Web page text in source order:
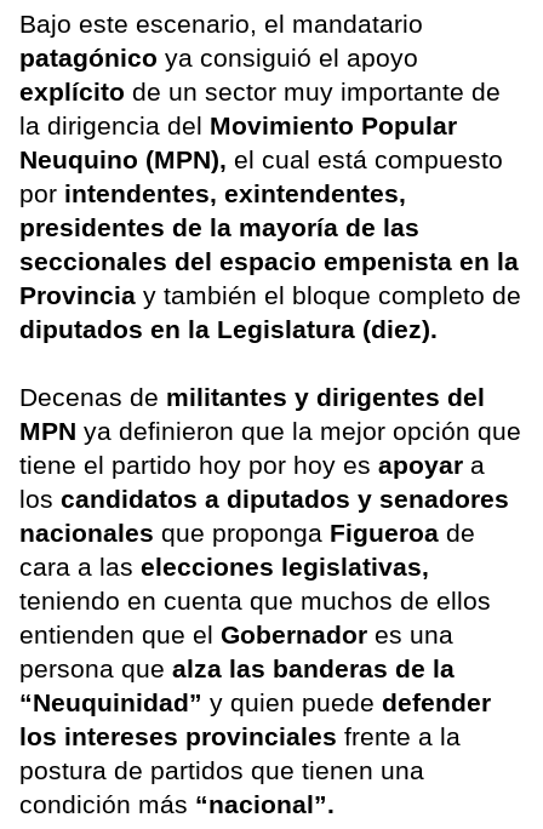
Bajo este escenario, el mandatario
patagónico ya consiguió el apoyo
explícito de un sector muy importante de
la dirigencia del Movimiento Popular
Neuquino (MPN), el cual está compuesto
por intendentes, exintendentes,
presidentes de la mayoría de las
seccionales del espacio empenista en la
Provincia y también el bloque completo de
diputados en la Legislatura (diez).
Decenas de militantes y dirigentes del
MPN ya definieron que la mejor opción que
tiene el partido hoy por hoy es apoyar a
los candidatos a diputados y senadores
nacionales que proponga Figueroa de
cara a las elecciones legislativas,
teniendo en cuenta que muchos de ellos
entienden que el Gobernador es una
persona que alza las banderas de la
“Neuquinidad” y quien puede defender
los intereses provinciales frente a la
postura de partidos que tienen una
condición más “nacional”.